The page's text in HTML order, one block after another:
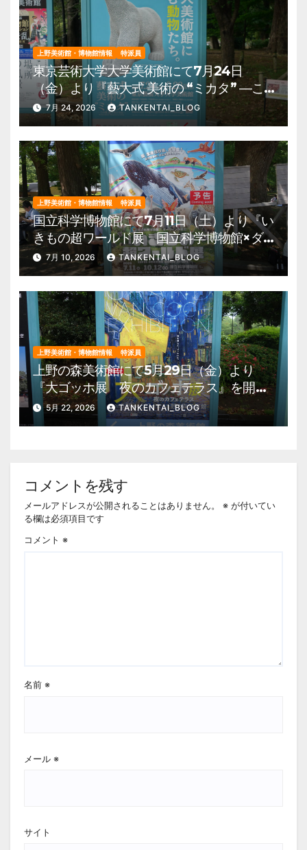
上野美術館・博物館情報 特派員
東京芸術大学大学美術館にて7月24日
（金）より『藝大式 美術の “ミカタ” ―こ
の夏、藝大生になる―』を開催。 上野公
園 美術館・博物館 混雑情報他
7月 24, 2026 TANKENTAI_BLOG
上野美術館・博物館情報 特派員
国立科学博物館にて7月11日（土）より『い
きもの超ワールド展 国立科学博物館×ダ
ーウィンが来た！』を開催。 上野公園
美術館・博物館 混雑情報他
7月 10, 2026 TANKENTAI_BLOG
上野美術館・博物館情報 特派員
上野の森美術館にて5月29日（金）より
『大ゴッホ展 夜のカフェテラス』を開
催。 上野公園 美術館・博物館 混雑情
報他
5月 22, 2026 TANKENTAI_BLOG
コメントを残す
メールアドレスが公開されることはありません。 ※ が付いてい
る欄は必須項目です
コメント ※
名前 ※
メール ※
サイト